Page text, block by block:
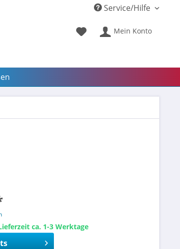
Service/Hilfe
Mein Konto
ca. 1-3 Werktage